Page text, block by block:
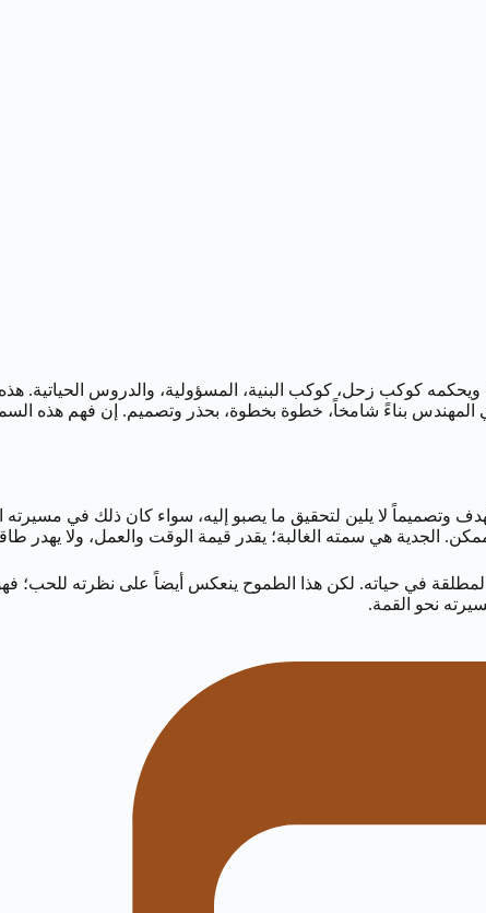
كوكب زحل، كوكب البنية، المسؤولية، والدروس الحياتية.
المهندس بناءً شامخاً، خطوة بخطوة، بحذر وتصميم. إن فهم هذه
لا يلين لتحقيق ما يصبو إليه، سواء كان ذلك في مسيرته
هي سمته الغالبة؛ يقدر قيمة الوقت والعمل، ولا يهدر
المطلقة في حياته. لكن هذا الطموح ينعكس أيضاً على نظرته
نحو القمة.